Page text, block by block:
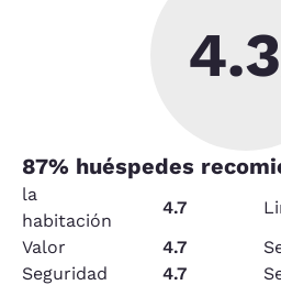
4.3
87% huéspedes
la
habitación
4.7
Valor
4.7
Seguridad
4.7